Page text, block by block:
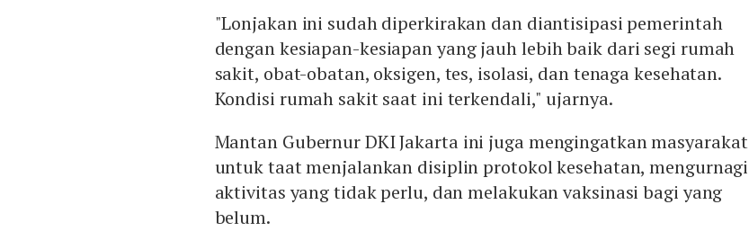
"Lonjakan ini sudah diperkirakan dan diantisipasi pemerintah
dengan kesiapan-kesiapan yang jauh lebih baik dari segi rumah
sakit, obat-obatan, oksigen, tes, isolasi, dan tenaga kesehatan.
Kondisi rumah sakit saat ini terkendali," ujarnya.
Mantan Gubernur DKI Jakarta ini juga mengingatkan masyarakat
untuk taat menjalankan disiplin protokol kesehatan, mengurnagi
aktivitas yang tidak perlu, dan melakukan vaksinasi bagi yang
belum.